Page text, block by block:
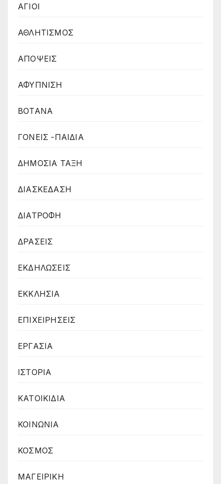
ΑΓΙΟΙ
ΑΘΛΗΤΙΣΜΟΣ
ΑΠΟΨΕΙΣ
ΑΦΥΠΝΙΣΗ
ΒΟΤΑΝΑ
ΓΟΝΕΙΣ -ΠΑΙΔΙΑ
ΔΗΜΟΣΙΑ ΤΑΞΗ
ΔΙΑΣΚΕΔΑΣΗ
ΔΙΑΤΡΟΦΗ
ΔΡΑΣΕΙΣ
ΕΚΔΗΛΩΣΕΙΣ
ΕΚΚΛΗΣΙΑ
ΕΠΙΧΕΙΡΗΣΕΙΣ
ΕΡΓΑΣΙΑ
ΙΣΤΟΡΙΑ
ΚΑΤΟΙΚΙΔΙΑ
ΚΟΙΝΩΝΙΑ
ΚΟΣΜΟΣ
ΜΑΓΕΙΡΙΚΗ